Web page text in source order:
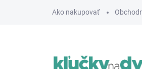
Ako nakupovať